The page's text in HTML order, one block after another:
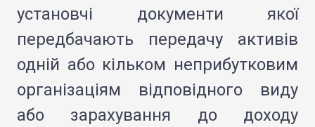
установчі документи якої
передбачають передачу активів
одній або кільком неприбутковим
організаціям відповідного виду
або зарахування до доходу